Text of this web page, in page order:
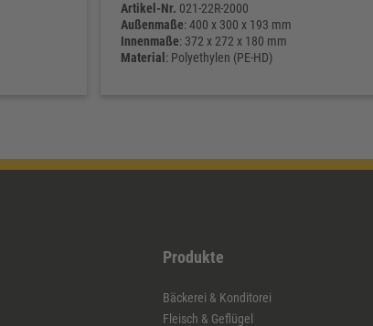
Artikel-Nr. 021-22R-2000
Außenmaße: 400 x 300 x 193 mm
Innenmaße: 372 x 272 x 180 mm
Material : Polyethylen (PE-HD)
Produkte
Bäckerei & Konditorei
Fleisch & Geflügel